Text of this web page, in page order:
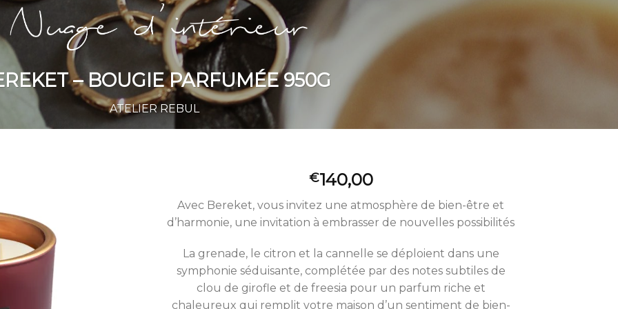
– BOUGIE PARFUMÉE 950G
ATELIER REBUL
€140,00
Avec Bereket, vous invitez une atmosphère de bien-être et
d’harmonie, une invitation à embrasser de nouvelles possibilités
La grenade, le citron et la cannelle se déploient dans une
symphonie séduisante, complétée par des notes subtiles de
clou de girofle et de freesia pour un parfum riche et
chaleureux qui remplit votre maison d’un sentiment de bien-